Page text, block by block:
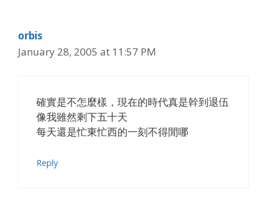
orbis
January 28, 2005 at 11:57 PM
確實是不怎麼樣，現在的時代真是幹到退伍
像我雖然剩下五十天
每天還是忙東忙西的一刻不得閒哪
Reply